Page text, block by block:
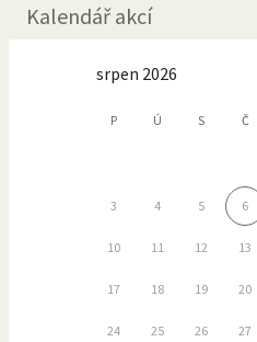
Kalendář akcí
srpen 2026
P Ú S Č
3 4 5 6
10 11 12 13
17 18 19 20
24 25 26 27